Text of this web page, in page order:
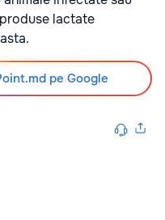
lactate
pe Google